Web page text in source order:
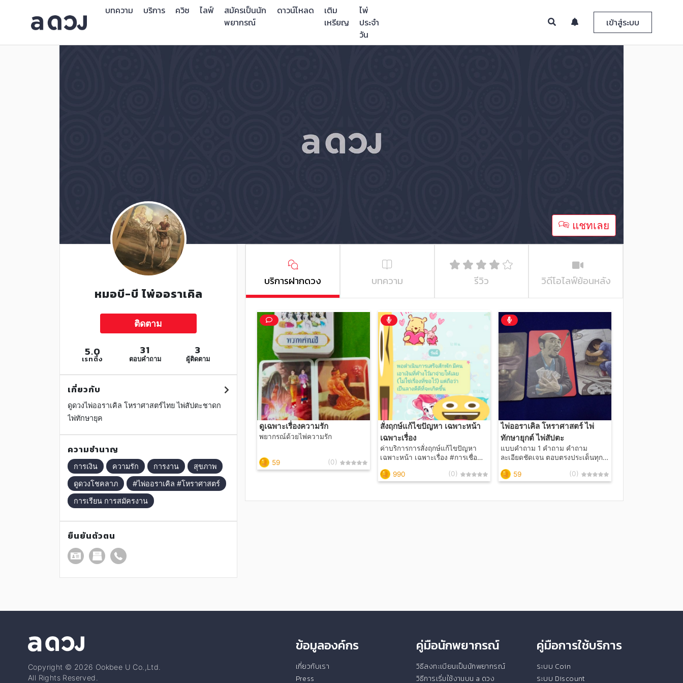
บทความ บริการ ควิซ ไลฟ์
สมัครเป็นนัก
พยากรณ์
ดาวน์โหลด
เติม
เหรียญ
ไพ่
ประจำ
วัน
เข้าสู่ระบบ
แชทเลย
หมอบี-บี ไพ่ออราเคิล
ติดตาม
5.0
เรทติ้ง
31
ตอบคำถาม
3
ผู้ติดตาม
เกี่ยวกับ
ดูดวงไพ่ออราเคิล โหราศาสตร์ไทย ไพ่สัปตะชาดก
ไพ่ทักษายุค
ความชำนาญ
การเงิน ความรัก การงาน
สุขภาพ
ดูดวงโชคลาภ
#ไพ่ออราเคิล #โหราศาสตร์
การเรียน การสมัครงาน
ยืนยันตัวตน
บริการฝากดวง บทความ รีวิว วิดีโอไลฟ์ย้อนหลัง
ดูเฉพาะเรื่องความรัก
พยากรณ์ด้วยไพ่ความรัก
59 (0)
สั่งฤกษ์แก้ไขปัญหา เฉพาะหน้า
เฉพาะเรื่อง
ค่าบริการการสั่งฤกษ์แก้ไขปัญหา
เฉพาะหน้า เฉพาะเรื่อง #การเชื่อ
ตะไม่มีเงื่อนไขเหมือนกัน
990 (0)
ไพ่ออราเคิล โหราศาสตร์ ไพ่
ทักษายุกต์ ไพ่สัปตะ
แบบคำถาม 1 คำถาม คำถาม
ละเอียดชัดเจน ตอบตรงประเด็นทุกๆ
เรียน กดบัตรคอน ถามโชคลาภ ช่วย
อุดหนุนกันหน่อยเร็ว ใครดูฟรีแล้ว
คะ
59 (0)
Copyright © 2026 Ookbee U Co.,Ltd.
All Rights Reserved.
ข้อมูลองค์กร
เกี่ยวกับเรา
Press
คู่มือนักพยากรณ์
วิธีลงทะเบียนเป็นนักพยากรณ์
วิธีการเริ่มใช้งานบน a ดวง
คู่มือการใช้บริการ
ระบบ Coin
ระบบ Discount